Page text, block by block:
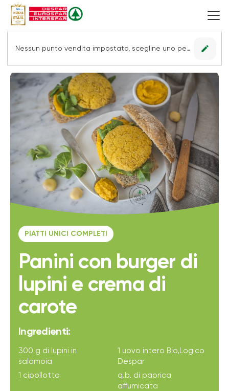
Nessun punto vendita impostato, scegline uno per vedere le offerte. edit
PIATTI UNICI COMPLETI
Panini con burger di
lupini e crema di
carote
Ingredienti:
300 g di lupini in
salamoia
1 uovo intero Bio,Logico
Despar
1 cipollotto
q.b. di paprica
affumicata